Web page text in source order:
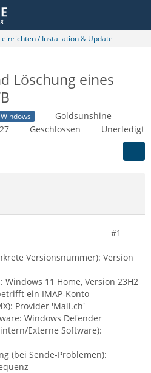
/ Installation & Update
Löschung eines
Windows
Goldsunshine
Geschlossen Unerledigt
#1
Versionsnummer): Version
Windows 11 Home, Version 23H2
ein IMAP-Konto
Provider 'Mail.ch'
Windows Defender
Externe Software):
(bei Sende-Problemen):